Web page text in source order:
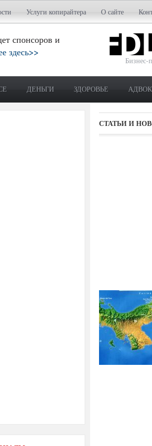
Услуги копирайтера О сайте
спонсоров и
здесь>>
Бизнес-
ДЕНЬГИ ЗДОРОВЬЕ
СТАТЬИ И